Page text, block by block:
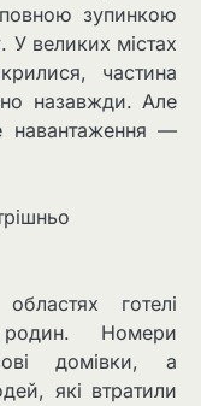
повною зупинкою
У великих містах
частина
назавжди. Але
навантаження —
готелі
Номери
домівки, а
які втратили